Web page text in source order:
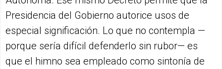
Presidencia del Gobierno autorice usos de
especial significación. Lo que no contempla —
porque sería difícil defenderlo sin rubor— es
que el himno sea empleado como sintonía de